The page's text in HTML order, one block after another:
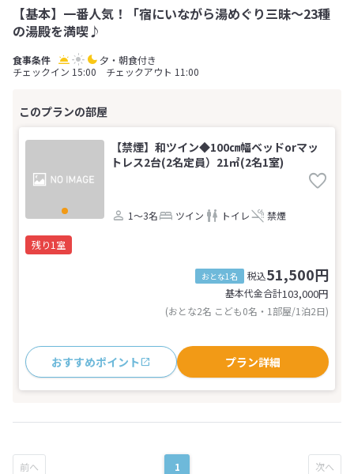
【基本】一番人気！「宿にいながら湯めぐり三昧～23種
の湯殿を満喫♪
夕・朝食付き
チェックイン 15:00 チェックアウト 11:00
【禁煙】和ツイン◆100㎝幅ベッドorマッ
トレス2台(2名定員）21㎡(2名1室)
1～3名 ツイン トイレ 禁煙
残り1室
おとな1名 税込51,500円
基本代金合計103,000円
(おとな2名 こども0名・1部屋/1泊2日)
おすすめポイント プラン詳細
1